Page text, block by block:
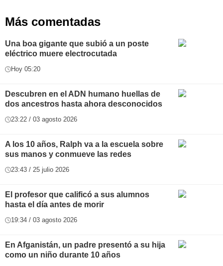
Más comentadas
Una boa gigante que subió a un poste
eléctrico muere electrocutada
Hoy 05:20
Descubren en el ADN humano huellas de
dos ancestros hasta ahora desconocidos
23:22 / 03 agosto 2026
A los 10 años, Ralph va a la escuela sobre
sus manos y conmueve las redes
23:43 / 25 julio 2026
El profesor que calificó a sus alumnos
hasta el día antes de morir
19:34 / 03 agosto 2026
En Afganistán, un padre presentó a su hija
como un niño durante 10 años